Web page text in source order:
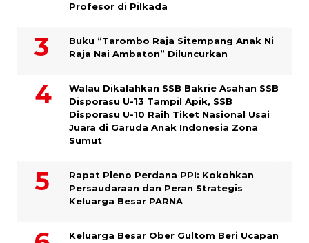
Profesor di Pilkada
Buku “Tarombo Raja Sitempang Anak Ni
Raja Nai Ambaton” Diluncurkan
Walau Dikalahkan SSB Bakrie Asahan SSB
Disporasu U-13 Tampil Apik, SSB
Disporasu U-10 Raih Tiket Nasional Usai
Juara di Garuda Anak Indonesia Zona
Sumut
Rapat Pleno Perdana PPI: Kokohkan
Persaudaraan dan Peran Strategis
Keluarga Besar PARNA
Keluarga Besar Ober Gultom Beri Ucapan